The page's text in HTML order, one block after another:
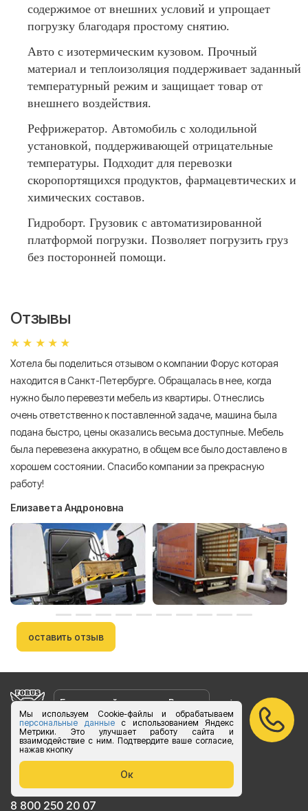
Мы используем Cookie-файлы и обрабатываем
персональные данныес использованием Яндекс
Метрики. Это улучшает работу сайта и
взаимодействие с ним. Подтвердите ваше согласие,
нажав кнопку
Ок
содержимое от внешних условий и упрощает
погрузку благодаря простому снятию.
Авто с изотермическим кузовом. Прочный
материал и теплоизоляция поддерживает заданный
температурный режим и защищает товар от
внешнего воздействия.
Рефрижератор. Автомобиль с холодильной
установкой, поддерживающей отрицательные
температуры. Подходит для перевозки
скоропортящихся продуктов, фармацевтических и
химических составов.
Гидроборт. Грузовик с автоматизированной
платформой погрузки. Позволяет погрузить груз
без посторонней помощи.
Отзывы
Хотела бы поделиться отзывом о компании Форус которая
находится в Санкт-Петербурге. Обращалась в нее, когда
нужно было перевезти мебель из квартиры. Отнеслись
очень ответственно к поставленной задаче, машина была
подана быстро, цены оказались весьма доступные. Мебель
была перевезена аккуратно, в общем все было доставлено в
хорошем состоянии. Спасибо компании за прекрасную
работу!
Елизавета Андроновна
оставить отзыв
Бесплатный звонок по России
vk.com/foruslogistics
Присоединяйтесь
zakaz@foruslogistics.ru
Пишите по всем вопросаи
8 800 250 20 07